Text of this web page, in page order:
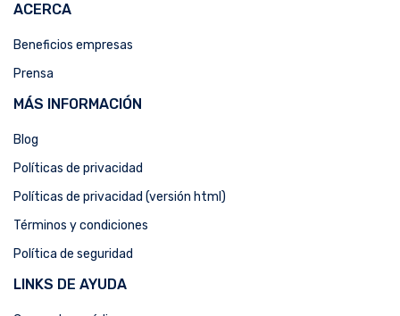
ACERCA
Beneficios empresas
Prensa
MÁS INFORMACIÓN
Blog
Políticas de privacidad
Políticas de privacidad (versión html)
Términos y condiciones
Política de seguridad
LINKS DE AYUDA